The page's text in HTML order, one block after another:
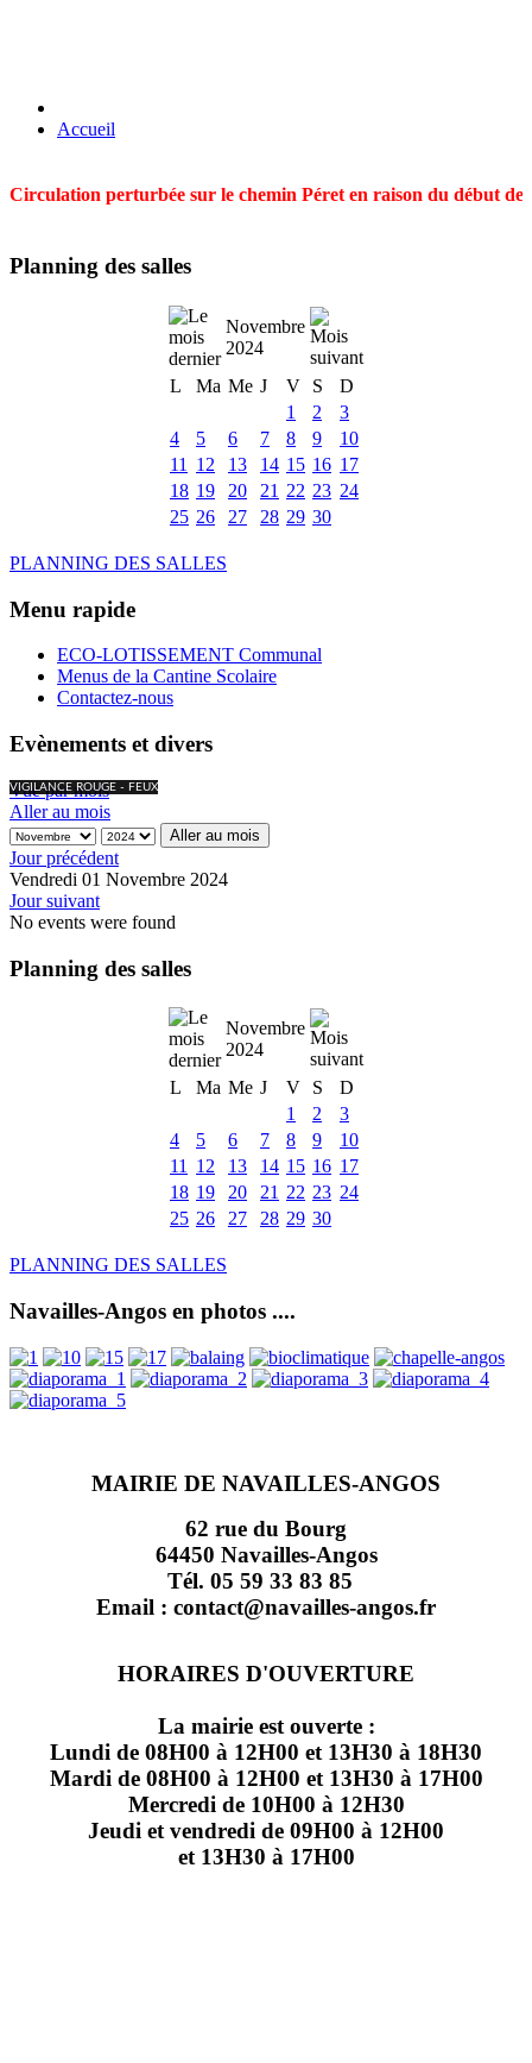
Accueil
Circulation perturbée sur le chemin Péret en raison du début
Planning des salles
Novembre
2024
L
Ma Me J V S
D
1
2
3
4
5 6 7 8 9
10
11
12 13 14 15 16 17
18 19 20 21 22 23 24
25 26 27 28 29 30
PLANNING DES SALLES
Menu rapide
ECO-LOTISSEMENT Communal
Menus de la Cantine Scolaire
Contactez-nous
Evènements et divers
VIGILANCE ROUGE - FEUX
Vue par mois
Aller au mois
Aller au mois
Jour précédent
Vendredi 01 Novembre 2024
Jour suivant
No events were found
Planning des salles
Novembre
2024
L
Ma Me J V S
D
1
2
3
4
5 6 7 8 9
10
11
12 13 14 15 16 17
18 19 20 21 22 23 24
25 26 27 28 29 30
PLANNING DES SALLES
Navailles-Angos en photos ....
MAIRIE DE NAVAILLES-ANGOS
62 rue du Bourg
64450 Navailles-Angos
Tél. 05 59 33 83 85
Email : contact@navailles-angos.fr
HORAIRES D'OUVERTURE
La mairie est ouverte :
Lundi de 08H00 à 12H00 et 13H30 à 18H30
Mardi de 08H00 à 12H00 et 13H30 à 17H00
Mercredi de 10H00 à 12H30
Jeudi et vendredi de 09H00 à 12H00
et 13H30 à 17H00